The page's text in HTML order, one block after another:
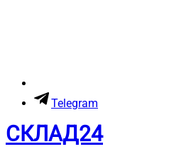
Telegram
СКЛАД24